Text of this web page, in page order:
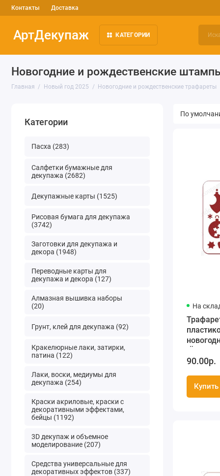
Контакты Доставка
АртДекупаж КАТЕГОРИИ
Новогодние и рождественские
Главная Новый год 2025 Новогодние и рождественские трафареты
Категории
Пасха (283)
Салфетки бумажные для
декупажа (2682)
Декупажные карты (1525)
Рисовая бумага для декупажа
(3742)
Заготовки для декупажа и
декора (1948)
Переводные карты для
декупажа и декора (127)
Алмазная вышивка наборы
(20)
Грунт, клей для декупажа (92)
Кракелюрные лаки, затирки,
патина (122)
Лаки, воски, медиумы для
декупажа (254)
Краски акриловые, краски с
декоративными эффектами,
бейцы (1192)
3D декупаж и объемное
моделирование (207)
Средства универсальные для
декоративных эффектов (337)
На
шары",
90.00р.
Купить